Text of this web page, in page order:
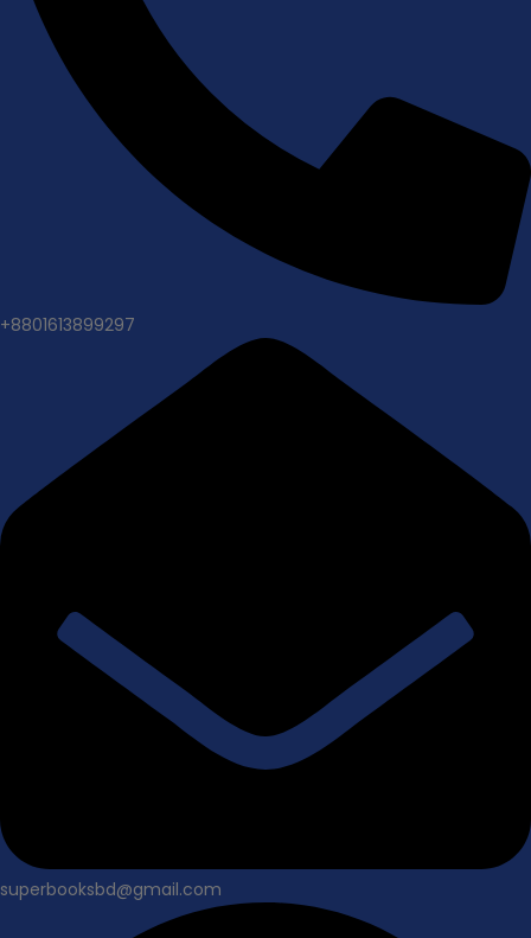
+8801613899297
superbooksbd@gmail.com